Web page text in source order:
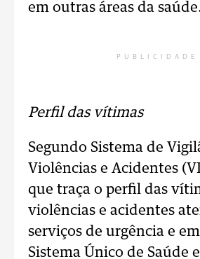
em outras áreas da
PUBLICIDADE
Perfil das vítimas
Segundo Sistema de
Violências e Acidentes
que traça o perfil das
violências e acidentes
serviços de urgência e
Sistema Único de Saúde